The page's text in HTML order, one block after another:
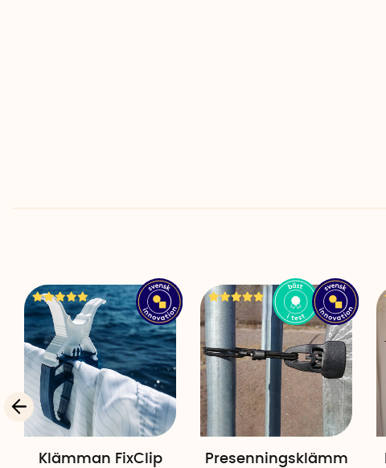
Klämman FixClip
Presenningsklämm